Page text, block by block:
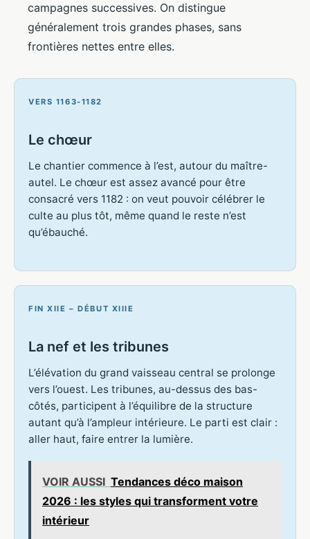
campagnes successives. On distingue
généralement trois grandes phases, sans
frontières nettes entre elles.
VERS 1163-1182
Le chœur
Le chantier commence à l’est, autour du maître-
autel. Le chœur est assez avancé pour être
consacré vers 1182 : on veut pouvoir célébrer le
culte au plus tôt, même quand le reste n’est
qu’ébauché.
FIN XIIE – DÉBUT XIIIE
La nef et les tribunes
L’élévation du grand vaisseau central se prolonge
vers l’ouest. Les tribunes, au-dessus des bas-
côtés, participent à l’équilibre de la structure
autant qu’à l’ampleur intérieure. Le parti est clair :
aller haut, faire entrer la lumière.
VOIR AUSSI Tendances déco maison
2026 : les styles qui transforment votre
intérieur